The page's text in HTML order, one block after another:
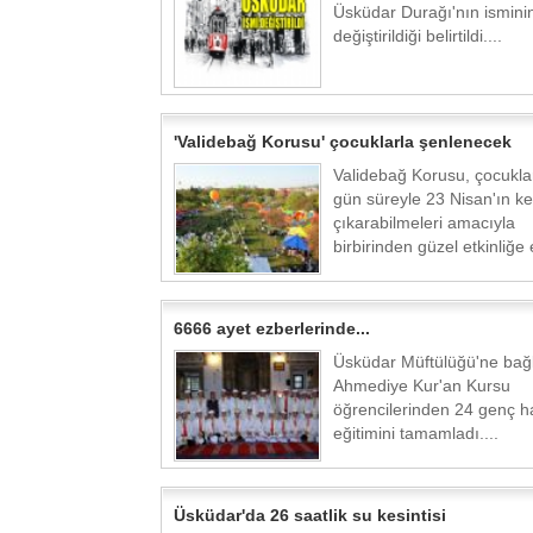
Üsküdar Durağı'nın
değiştirildiği belirtildi....
'Validebağ Korusu' çocuklarla şenlenecek
Validebağ Korusu,
gün süreyle 23 Nisan'ın
çıkarabilmeleri amacıyla
birbirinden güzel etkinliğe
6666 ayet ezberlerinde...
Üsküdar Müftülüğü'ne
Ahmediye Kur'an Kursu
öğrencilerinden 24 genç
eğitimini tamamladı....
Üsküdar'da 26 saatlik su kesintisi